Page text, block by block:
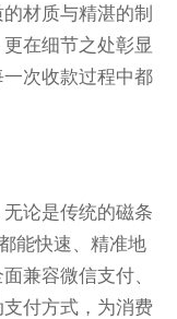
材质与精湛的制
在细节之处彰显
次收款过程中都
论是传统的磁条
能快速、精准地
兼容微信支付、
付方式，为消费